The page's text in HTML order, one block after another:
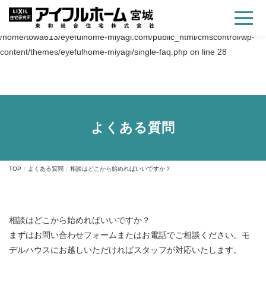
Warning: Trying to access array offset on value of type bool in
/home/towa613/eyefulhome-miyagi.com/public_html/cmscontrol/wp-
content/themes/eyefulhome-miyagi/single-faq.php on line 28
よくある質問
TOP よくある質問 相談はどこから始めればいいですか？
相談はどこから始めればいいですか？
まずはお問い合わせフォームまたはお電話でご相談ください。モ
デルハウスにお越しいただければスタッフが対応いたします。